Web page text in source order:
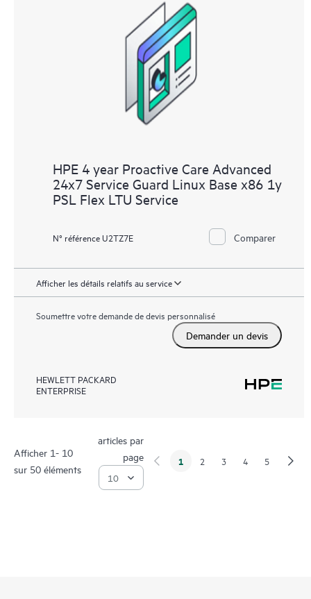
HPE 4 year Proactive Care Advanced
24x7 Service Guard Linux Base x86 1y
PSL Flex LTU Service
N° référence U2TZ7E Comparer
Afficher les détails relatifs au service
Soumettre votre demande de devis personnalisé
Demander un devis
HEWLETT PACKARD
ENTERPRISE
Afficher 1- 10
sur 50 éléments
articles par
page
1 2 3 4 5